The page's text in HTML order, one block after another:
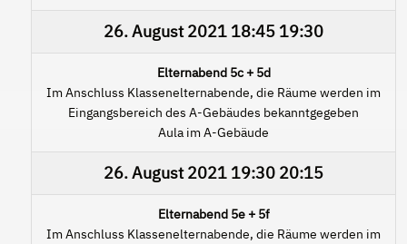
26. August 2021 18:45 19:30
Elternabend 5c + 5d
Im Anschluss Klassenelternabende, die Räume werden im
Eingangsbereich des A-Gebäudes bekanntgegeben
Aula im A-Gebäude
26. August 2021 19:30 20:15
Elternabend 5e + 5f
Im Anschluss Klassenelternabende, die Räume werden im